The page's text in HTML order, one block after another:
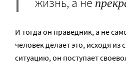
И тогда он праведник, а не
человек делает это, исходя из
ситуацию, он поступает